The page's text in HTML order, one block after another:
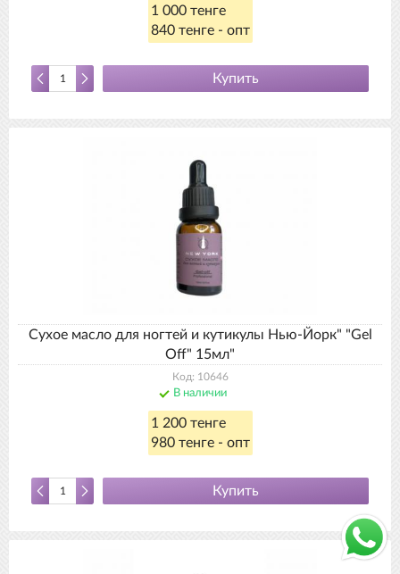
1 000 тенге
840 тенге - опт
Купить
Сухое масло для ногтей и кутикулы Нью-Йорк" "Gel
Off" 15мл"
Код: 10646
В наличии
1 200 тенге
980 тенге - опт
Купить